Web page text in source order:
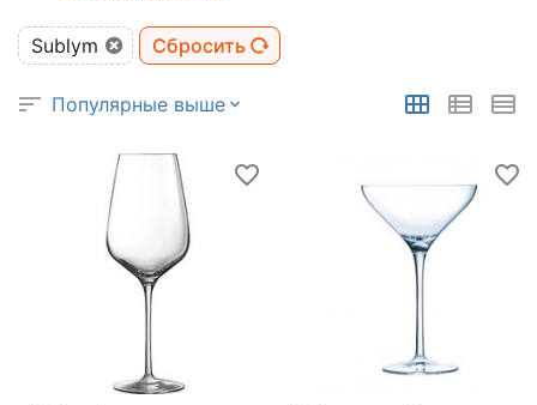
Sublym Сбросить
Популярные выше